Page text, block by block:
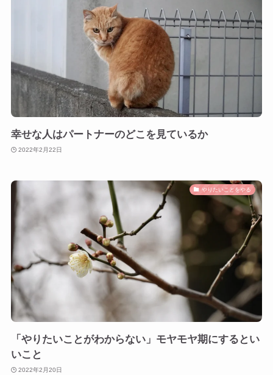
幸せな人はパートナーのどこを見ているか
2022年2月22日
やりたいことをやる
「やりたいことがわからない」モヤモヤ期にするとい
いこと
2022年2月20日